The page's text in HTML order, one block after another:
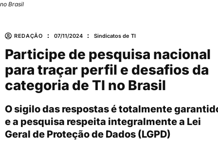
no Brasil
REDAÇÃO 07/11/2024 Sindicatos de TI
Participe de pesquisa nacional
para traçar perfil e desafios da
categoria de TI no Brasil
O sigilo das respostas é totalmente
e a pesquisa respeita integralmente a Lei
Geral de Proteção de Dados (LGPD)